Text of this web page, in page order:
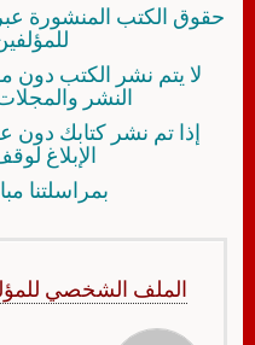
حقوق الكتب المنشورة
لا يتم نشر الكتب
النشر
إذا تم نشر كتابك دون
الإبلاغ
بمراسلتنا
الملف الشخصي